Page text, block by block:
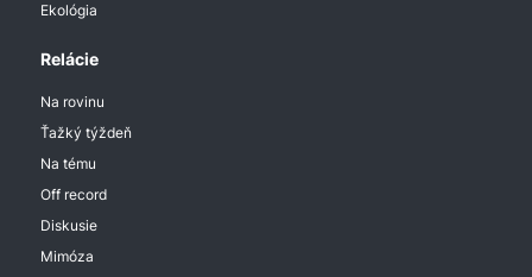
Ekológia
Relácie
Na rovinu
Ťažký týždeň
Na tému
Off record
Diskusie
Mimóza